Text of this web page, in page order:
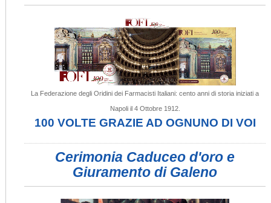
La Federazione degli Oridini dei Farmacisti Italiani: cento anni di storia iniziati a
Napoli il 4 Ottobre 1912.
100 VOLTE GRAZIE AD OGNUNO DI VOI
Cerimonia Caduceo d'oro e
Giuramento di Galeno